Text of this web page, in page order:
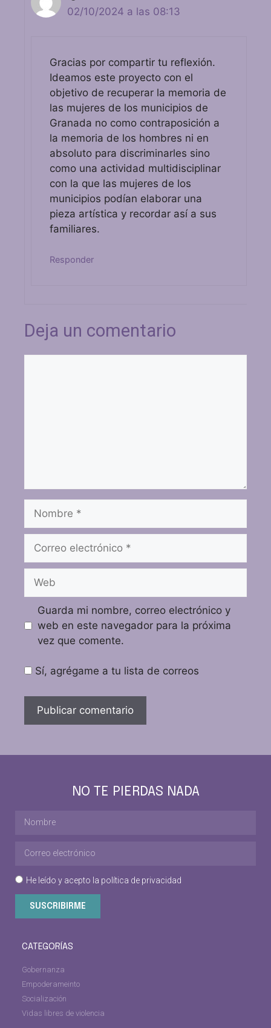
02/10/2024 a las 08:13
Gracias por compartir tu reflexión.
Ideamos este proyecto con el
objetivo de recuperar la memoria de
las mujeres de los municipios de
Granada no como contraposición a
la memoria de los hombres ni en
absoluto para discriminarles sino
como una actividad multidisciplinar
con la que las mujeres de los
municipios podían elaborar una
pieza artística y recordar así a sus
familiares.
Responder
Deja un comentario
Guarda mi nombre, correo electrónico y
web en este navegador para la próxima
vez que comente.
Sí, agrégame a tu lista de correos
CATEGORÍAS
Gobernanza
Empoderameinto
Socialización
Vidas libres de violencia
NO TE PIERDAS NADA
He leído y acepto la política de privacidad
SUSCRIBIRME